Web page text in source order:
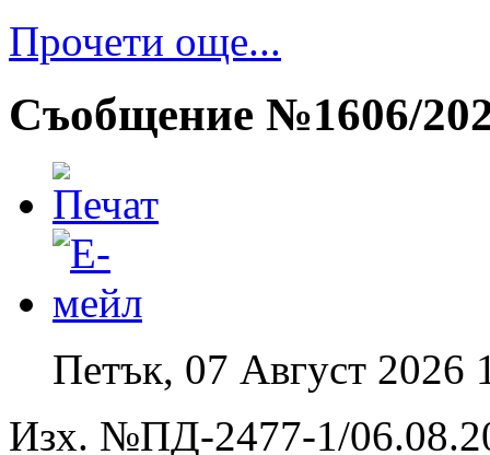
Прочети още...
Съобщение №1606/
Петък, 07 Август 2026
Изх. №ПД-2477-1/